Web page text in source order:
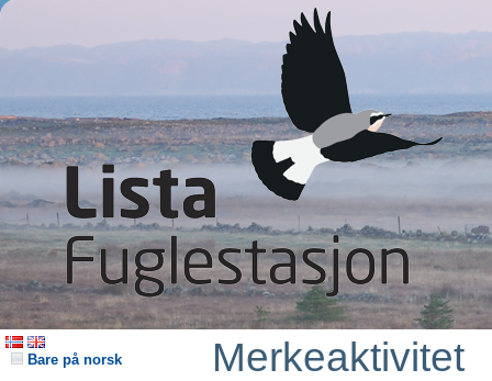
Bare på norsk Merkeaktivitet